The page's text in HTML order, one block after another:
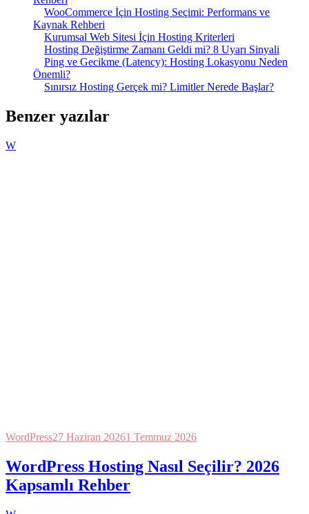
WooCommerce İçin Hosting Seçimi: Performans ve
Kaynak Rehberi
Kurumsal Web Sitesi İçin Hosting Kriterleri
Hosting Değiştirme Zamanı Geldi mi? 8 Uyarı Sinyali
Ping ve Gecikme (Latency): Hosting Lokasyonu Neden
Önemli?
Sınırsız Hosting Gerçek mi? Limitler Nerede Başlar?
Benzer yazılar
W
WordPress27 Haziran 20261 Temmuz 2026
WordPress Hosting Nasıl Seçilir? 2026
Kapsamlı Rehber